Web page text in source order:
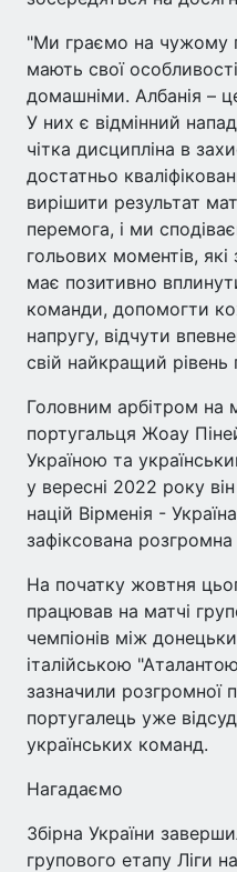
"Ми граємо на чужому
мають свої
домашніми. Албанія –
У них є відмінний
чітка дисципліна в
достатньо
вирішити результат
перемога, і ми
гольових моментів,
має позитивно
команди, допомогти
напругу, відчути
свій найкращий
Головним арбітром на
португальця Жоау
Україною та
у вересні 2022 року
націй Вірменія -
зафіксована
На початку жовтня
працював на матчі
чемпіонів між
італійською
зазначили розгромної
португалець уже
українських команд.
Нагадаємо
Збірна України
групового етапу Ліги